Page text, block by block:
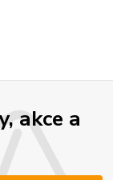
akce a